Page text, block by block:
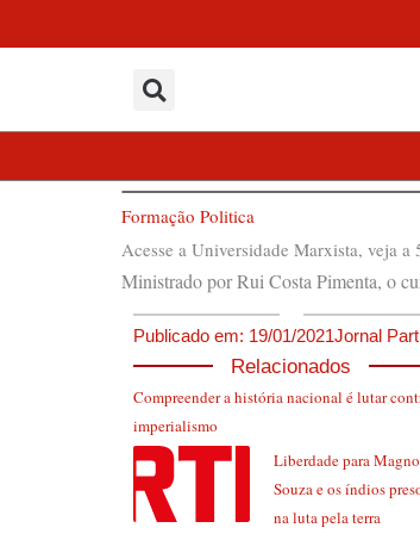
para
Formação Politica
Acesse a Universidade Marxista, veja a
Ministrado por Rui Costa Pimenta, o
Publicado em: 19/01/2021Jornal
Relacionados
Compreender a história nacional é lutar
imperialismo
Liberdade para Magno
Souza e os índios
na luta pela terra